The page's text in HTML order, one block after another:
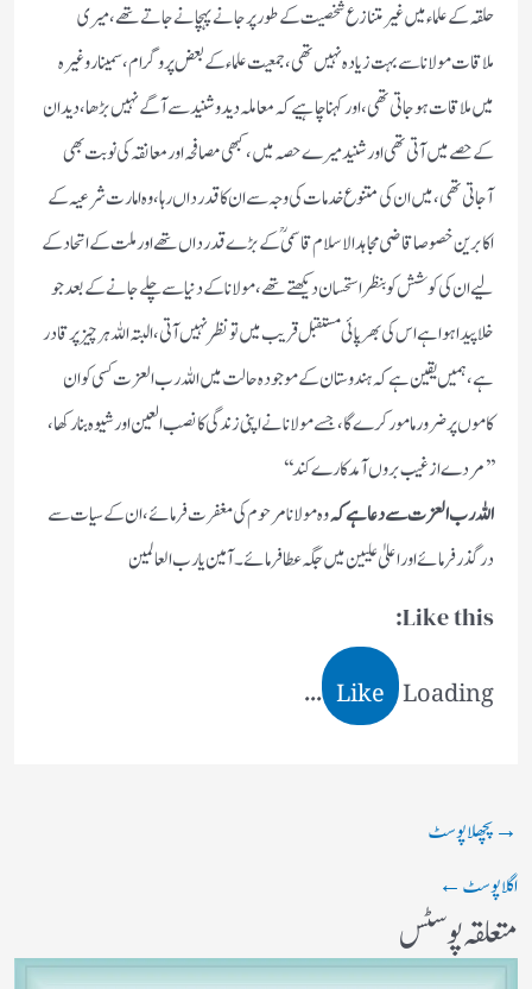
حلقہ کے علماء میں غیر متنازع شخصیت کے طور پر جانے پہچانے جاتے تھے، میری
ملاقات مولانا سے بہت زیادہ نہیں تھی، جمعیت علماء کے بعض پروگرام ، سمینار وغیرہ
میں ملاقات ہوجاتی تھی ، اور کہنا چاہیے کہ معاملہ دید وشنید سے آگے نہیں بڑھا، دید ان
کے حصے میں آتی تھی اور شنید میرے حصہ میں، کبھی مصافحہ اور معانقہ کی نوبت بھی
آجاتی تھی ، میں ان کی متنوع خدمات کی وجہ سے ان کا قدر داں رہا، وہ امارت شرعیہ کے
اکابرین خصوصا قاضی مجاہد الاسلام قاسمی ؒ کے بڑے قدر داں تھے اور ملت کے اتحاد کے
لیے ان کی کوشش کو بنظر استحسان دیکھتے تھے، مولانا کے دنیا سے چلے جانے کے بعد جو
خلا پیدا ہوا ہے اس کی بھرپائی مستقبل قریب میں تو نظر نہیں آتی، البتہ اللہ ہر چیز پرقادر
ہے، ہمیں یقین ہے کہ ہندوستان کے موجودہ حالت میں اللہ رب العزت کسی کو ان
کاموں پر ضرور مامور کرے گا، جسے مولانا نے اپنی زندگی کا نصب العین اور شیوہ بنا رکھا ،
’’مردے از غیب بروں آمد کارے کند‘‘
اللہ رب العزت سے دعا ہے کہوہ مولانا مرحوم کی مغفرت فرمائے ، ان کے سیات سے
در گذر فرمائے اور اعلیٰ علیین میں جگہ عطا فرمائے۔ آمین یا رب العالمین
Like this:
Like Loading...
→پچھلا پوسٹ
اگلا پوسٹ←
متعلقہ پوسٹس